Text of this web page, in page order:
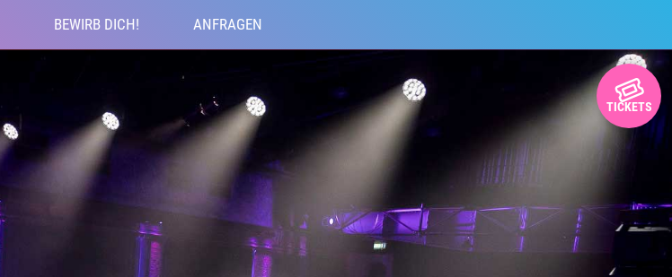
BEWIRB DICH! ANFRAGEN
TICKETS